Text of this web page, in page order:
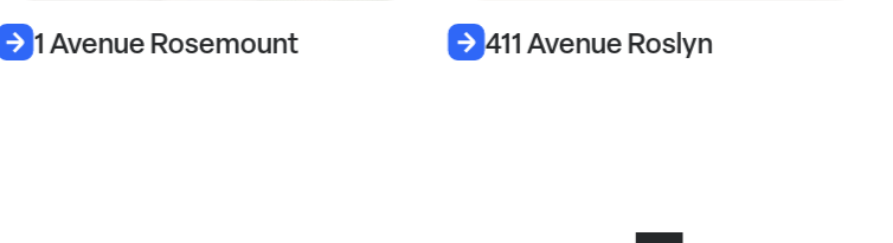
1 Avenue Rosemount 411 Avenue Roslyn